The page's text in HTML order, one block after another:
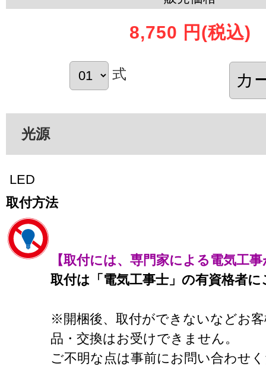
8,750 円 (税込)
式
光源
LED
取付方法
【取付には、専門家による電気工
取付は「電気工事士」の有資格者
※開梱後、取付ができないなどお
品・交換はお受けできません。
ご不明な点は事前にお問い合わせ